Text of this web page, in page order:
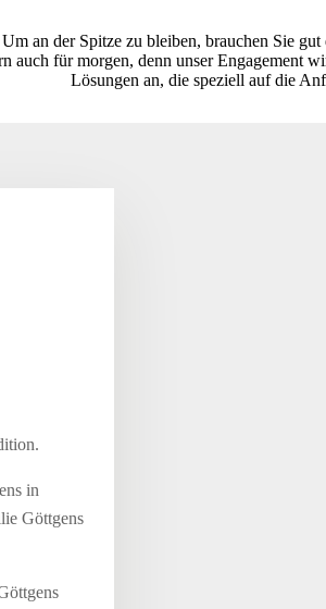
an der Spitze zu bleiben, brauchen Sie
auch für morgen, denn unser
Lösungen an, die speziell auf die
in
Göttgens